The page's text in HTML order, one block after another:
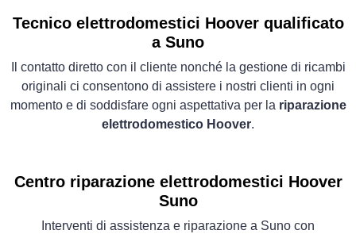
Tecnico elettrodomestici Hoover qualificato
a Suno
Il contatto diretto con il cliente nonché la gestione di ricambi
originali ci consentono di assistere i nostri clienti in ogni
momento e di soddisfare ogni aspettativa per la riparazione
elettrodomestico Hoover.
Centro riparazione elettrodomestici Hoover
Suno
Interventi di assistenza e riparazione a Suno con